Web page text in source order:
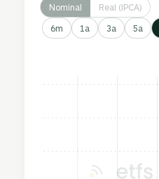
Nominal Real (IPCA)
6m 1a 3a 5a